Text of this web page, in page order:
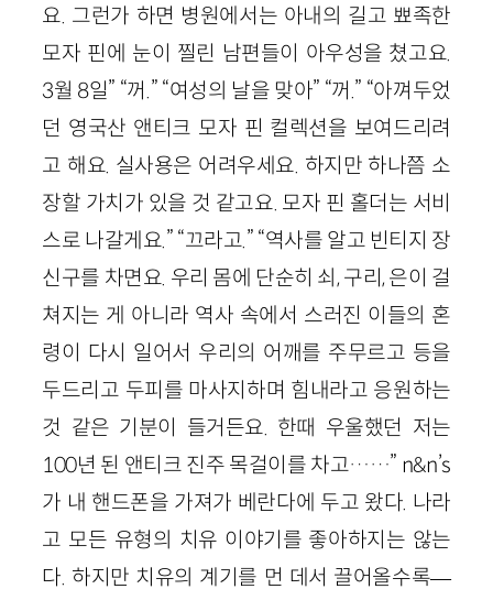
요. 그런가 하면 병원에서는 아내의 길고 뾰족한
모자 핀에 눈이 찔린 남편들이 아우성을 쳤고요.
3월 8일” “꺼.” “여성의 날을 맞아” “꺼.” “아껴두었
던 영국산 앤티크 모자 핀 컬렉션을 보여드리려
고 해요. 실사용은 어려우세요. 하지만 하나쯤 소
장할 가치가 있을 것 같고요. 모자 핀 홀더는 서비
스로 나갈게요.” “끄라고.” “역사를 알고 빈티지 장
신구를 차면요. 우리 몸에 단순히 쇠, 구리, 은이 걸
쳐지는 게 아니라 역사 속에서 스러진 이들의 혼
령이 다시 일어서 우리의 어깨를 주무르고 등을
두드리고 두피를 마사지하며 힘내라고 응원하는
것 같은 기분이 들거든요. 한때 우울했던 저는
100년 된 앤티크 진주 목걸이를 차고……” n&n’s
가 내 핸드폰을 가져가 베란다에 두고 왔다. 나라
고 모든 유형의 치유 이야기를 좋아하지는 않는
다. 하지만 치유의 계기를 먼 데서 끌어올수록—